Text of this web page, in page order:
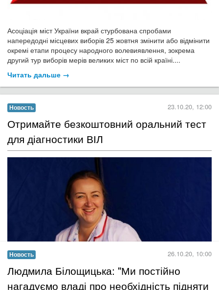
Асоціація міст України вкрай стурбована спробами
напередодні місцевих виборів 25 жовтня змінити або відмінити
окремі етапи процесу народного волевиявлення, зокрема
другий тур виборів мерів великих міст по всій країні....
Читать дальше →
Новость 23.10.20, 12:00
Отримайте безкоштовний оральний тест
для діагностики ВІЛ